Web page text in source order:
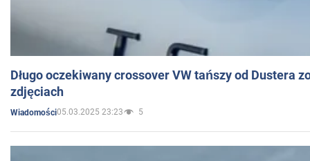
Długo oczekiwany crossover VW tańszy od Dustera
zdjęciach
Wiadomości05.03.2025 23:23 5